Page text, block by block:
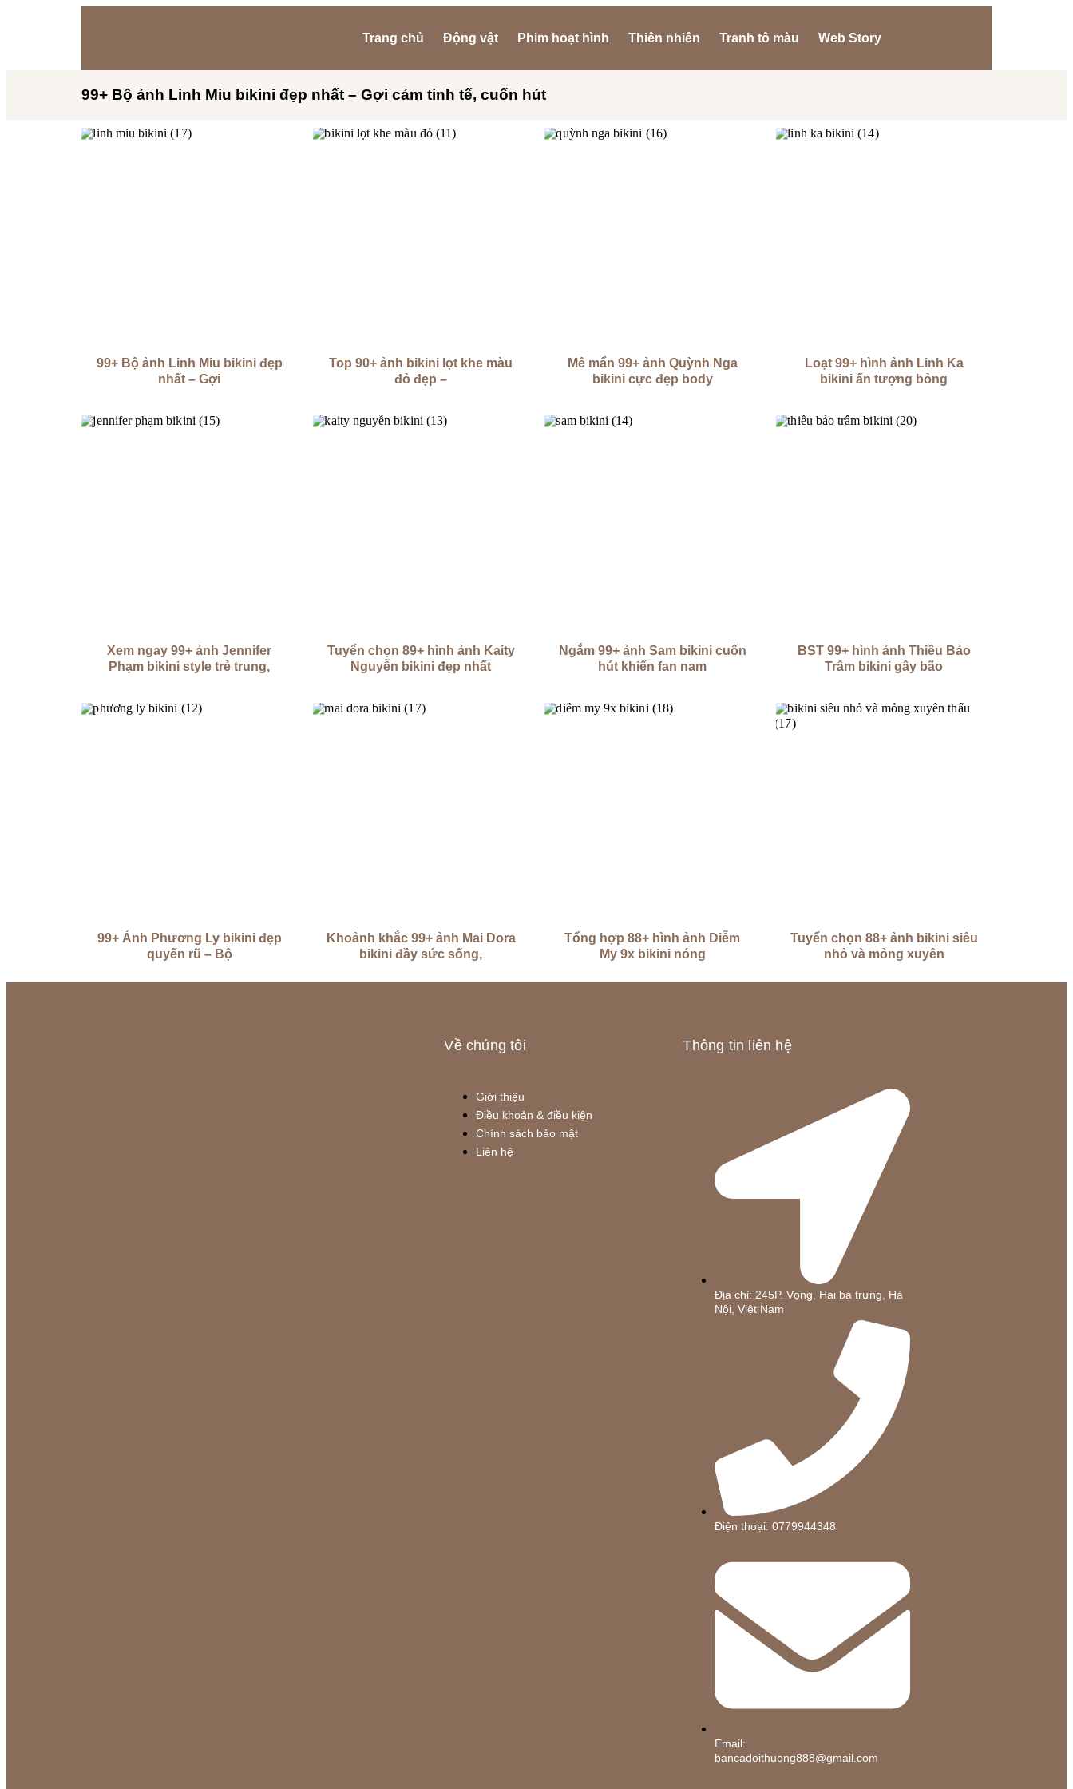
Trang chủ Động vật Phim hoạt hình Thiên nhiên Tranh tô màu Web Story
99+ Bộ ảnh Linh Miu bikini đẹp nhất – Gợi cảm tinh tế, cuốn hút
99+ Bộ ảnh Linh Miu bikini đẹp
nhất – Gợi
Top 90+ ảnh bikini lọt khe màu
đỏ đẹp –
Mê mẩn 99+ ảnh Quỳnh Nga
bikini cực đẹp body
Loạt 99+ hình ảnh Linh Ka
bikini ấn tượng bỏng
Xem ngay 99+ ảnh Jennifer
Phạm bikini style trẻ trung,
Tuyển chọn 89+ hình ảnh Kaity
Nguyễn bikini đẹp nhất
Ngắm 99+ ảnh Sam bikini cuốn
hút khiến fan nam
BST 99+ hình ảnh Thiều Bảo
Trâm bikini gây bão
99+ Ảnh Phương Ly bikini đẹp
quyến rũ – Bộ
Khoảnh khắc 99+ ảnh Mai Dora
bikini đầy sức sống,
Tổng hợp 88+ hình ảnh Diễm
My 9x bikini nóng
Tuyển chọn 88+ ảnh bikini siêu
nhỏ và mỏng xuyên
Về chúng tôi
Giới thiệu
Điều khoản & điều kiện
Chính sách bảo mật
Liên hệ
Thông tin liên hệ
Địa chỉ: 245P. Vọng, Hai bà trưng, Hà
Nội, Việt Nam
Điện thoại: 0779944348
Email:
bancadoithuong888@gmail.com